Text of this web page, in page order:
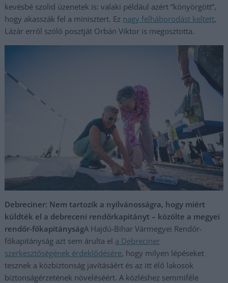
kevésbé szolid üzenetek is: valaki például azért “könyörgött”,
hogy akasszák fel a minisztert. Ez nagy felháborodást keltett,
Lázár erről szóló posztját Orbán Viktor is megosztotta.
Debreciner: Nem tartozik a nyilvánosságra, hogy miért
küldték el a debreceni rendőrkapitányt – közölte a megyei
rendőr-főkapitányságA Hajdú-Bihar Vármegyei Rendőr-
főkapitányság azt sem árulta el a Debreciner
szerkesztőségének érdeklődésére, hogy milyen lépéseket
tesznek a közbiztonság javításáért és az itt élő lakosok
biztonságérzetének növeléséért. A közléshez semmiféle